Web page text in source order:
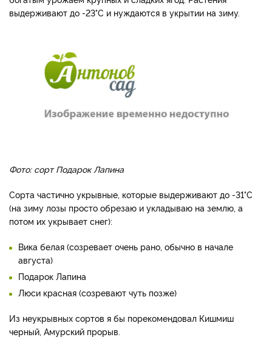
выдерживают до -23°С и нуждаются в укрытии на зиму.
Фото: сорт Подарок Лапина
Сорта частично укрывные, которые выдерживают до -31°С
(на зиму лозы просто обрезаю и укладываю на землю, а
потом их укрывает снег):
Вика белая (созревает очень рано, обычно в начале
августа)
Подарок Лапина
Люси красная (созревают чуть позже)
Из неукрывных сортов я бы порекомендовал Кишмиш
черный, Амурский прорыв.